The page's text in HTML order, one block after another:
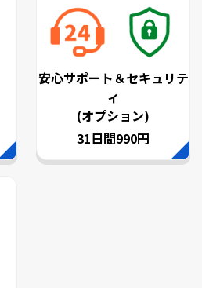
安心サポート＆セキュリテ
ィ
(オプション)
31日間990円